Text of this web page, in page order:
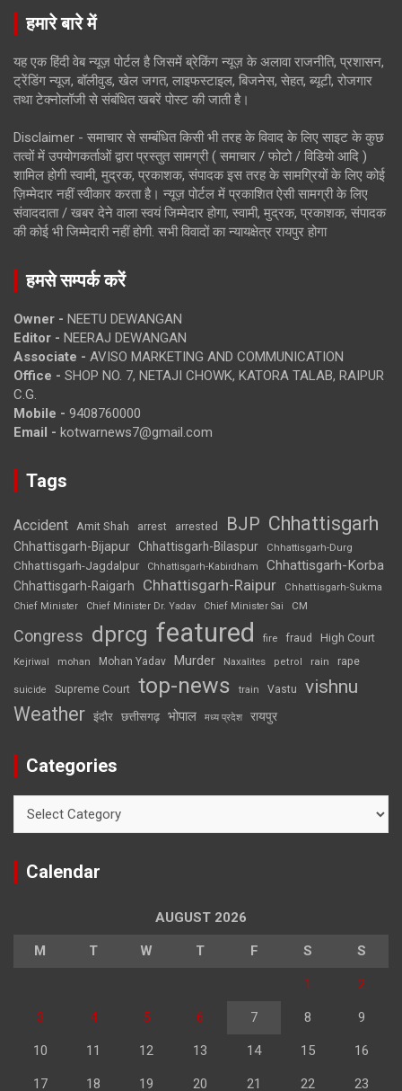
हमारे बारे में
यह एक हिंदी वेब न्यूज़ पोर्टल है जिसमें ब्रेकिंग न्यूज़ के अलावा राजनीति, प्रशासन,
ट्रेंडिंग न्यूज, बॉलीवुड, खेल जगत, लाइफस्टाइल, बिजनेस, सेहत, ब्यूटी, रोजगार
तथा टेक्नोलॉजी से संबंधित खबरें पोस्ट की जाती है।
Disclaimer - समाचार से सम्बंधित किसी भी तरह के विवाद के लिए साइट के कुछ
तत्वों में उपयोगकर्ताओं द्वारा प्रस्तुत सामग्री ( समाचार / फोटो / विडियो आदि )
शामिल होगी स्वामी, मुद्रक, प्रकाशक, संपादक इस तरह के सामग्रियों के लिए कोई
ज़िम्मेदार नहीं स्वीकार करता है। न्यूज़ पोर्टल में प्रकाशित ऐसी सामग्री के लिए
संवाददाता / खबर देने वाला स्वयं जिम्मेदार होगा, स्वामी, मुद्रक, प्रकाशक, संपादक
की कोई भी जिम्मेदारी नहीं होगी. सभी विवादों का न्यायक्षेत्र रायपुर होगा
हमसे सम्पर्क करें
Owner - NEETU DEWANGAN
Editor - NEERAJ DEWANGAN
Associate - AVISO MARKETING AND COMMUNICATION
Office - SHOP NO. 7, NETAJI CHOWK, KATORA TALAB, RAIPUR
C.G.
Mobile - 9408760000
Email - kotwarnews7@gmail.com
Tags
Accident Amit Shah arrest arrested BJP Chhattisgarh
Chhattisgarh-Bijapur Chhattisgarh-Bilaspur Chhattisgarh-Durg
Chhattisgarh-Jagdalpur Chhattisgarh-Kabirdham Chhattisgarh-Korba
Chhattisgarh-Raigarh Chhattisgarh-Raipur
Chhattisgarh-Sukma
Chief Minister
Chief Minister Dr. Yadav Chief Minister Sai CM
Congress dprcg featured fire fraud High Court
Kejriwal mohan Mohan Yadav Murder Naxalites petrol rain rape
suicide Supreme Court top-news train Vastu vishnu
Weather इंदौर छत्तीसगढ़ भोपाल मध्य प्रदेश रायपुर
Categories
Calendar
AUGUST 2026
M T W T F S S
1 2
3 4 5 6 7 8 9
10 11 12 13 14 15 16
17 18 19 20 21 22 23